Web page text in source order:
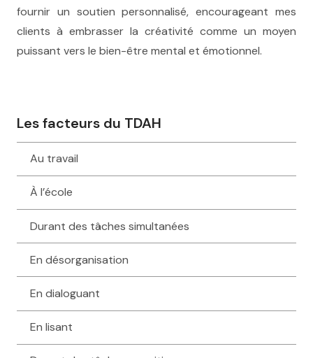
fournir un soutien personnalisé, encourageant mes
clients à embrasser la créativité comme un moyen
puissant vers le bien-être mental et émotionnel.
Les facteurs du TDAH
Au travail
À l’école
Durant des tâches simultanées
En désorganisation
En dialoguant
En lisant